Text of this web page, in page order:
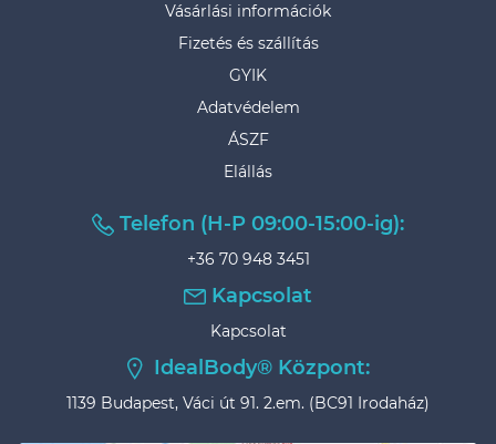
Vásárlási információk
Fizetés és szállítás
GYIK
Adatvédelem
ÁSZF
Elállás
Telefon (H-P 09:00-15:00-ig):
+36 70 948 3451
Kapcsolat
Kapcsolat
IdealBody® Központ:
1139 Budapest, Váci út 91. 2.em. (BC91 Irodaház)